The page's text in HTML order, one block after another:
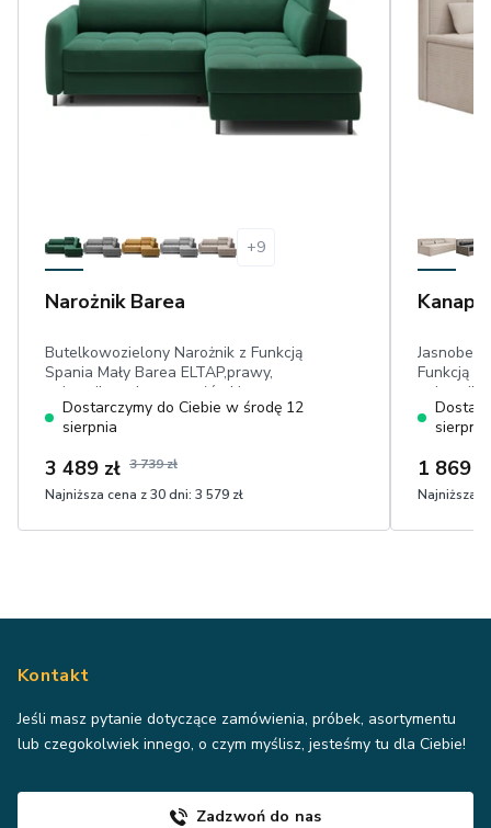
+9
Narożnik Barea
Butelkowozielony Narożnik z Funkcją
Spania Mały Barea ELTAP,prawy,
pojemnik, ruchome zagłówki,
powierzchnia spania: 160 cm x 128 cm,
przyjemny w dotyku plusz
Dostarczymy do Ciebie w środę 12
sierpnia
3 489 zł 3 739 zł
Najniższa cena z 30 dni: 3 579 zł
Funkcją
sztruks
sierpnia
1 869
Najniższa
Kontakt
Jeśli masz pytanie dotyczące zamówienia, próbek, asortymentu
lub czegokolwiek innego, o czym myślisz, jesteśmy tu dla Ciebie!
Zadzwoń do nas